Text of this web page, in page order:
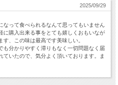
2025/09/29
なって食べられるなんて思ってもいません
に購入出来る事をとても嬉しくおもいなが
、この味は最高です美味しい。
も分かりやすく滞りもなく一切問題なく届
ていたので、気分よく頂いております。ま